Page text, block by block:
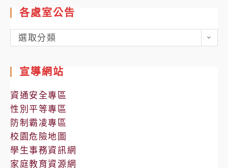
各處室公告
各
處
公
告
選取分類
宣導網站
資通安全專區
性別平等專區
防制霸凌專區
校園危險地圖
學生事務資訊網
家庭教育資源網